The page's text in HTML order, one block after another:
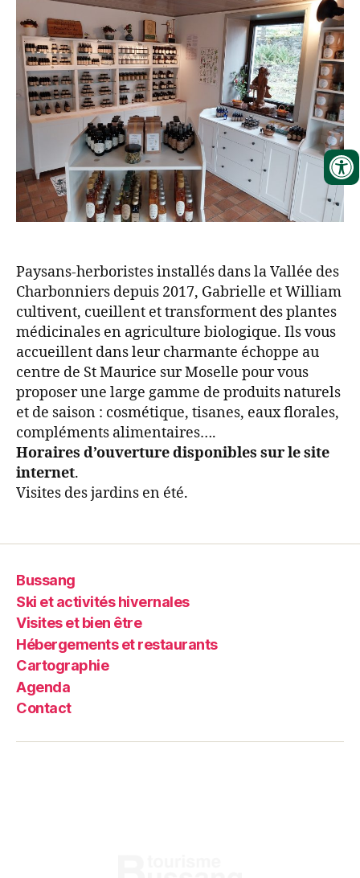
Paysans-herboristes installés dans la Vallée des
Charbonniers depuis 2017, Gabrielle et William
cultivent, cueillent et transforment des plantes
médicinales en agriculture biologique. Ils vous
accueillent dans leur charmante échoppe au
centre de St Maurice sur Moselle pour vous
proposer une large gamme de produits naturels
et de saison : cosmétique, tisanes, eaux florales,
compléments alimentaires….
Horaires d’ouverture disponibles sur le site
internet.
Visites des jardins en été.
Bussang
Ski et activités hivernales
Visites et bien être
Hébergements et restaurants
Cartographie
Agenda
Contact